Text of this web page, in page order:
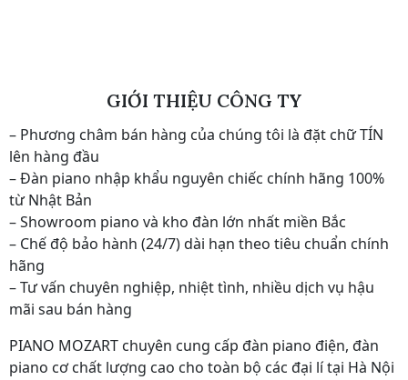
GIỚI THIỆU CÔNG TY
– Phương châm bán hàng của chúng tôi là đặt chữ TÍN
lên hàng đầu
– Đàn piano nhập khẩu nguyên chiếc chính hãng 100%
từ Nhật Bản
– Showroom piano và kho đàn lớn nhất miền Bắc
– Chế độ bảo hành (24/7) dài hạn theo tiêu chuẩn chính
hãng
– Tư vấn chuyên nghiệp, nhiệt tình, nhiều dịch vụ hậu
mãi sau bán hàng
PIANO MOZART chuyên cung cấp đàn piano điện, đàn
piano cơ chất lượng cao cho toàn bộ các đại lí tại Hà Nội